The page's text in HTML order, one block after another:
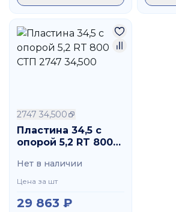
2747 34,500
Пластина 34,5 с
опорой 5,2 RT 800
Нет в наличии
Цена за шт
29 863 ₽